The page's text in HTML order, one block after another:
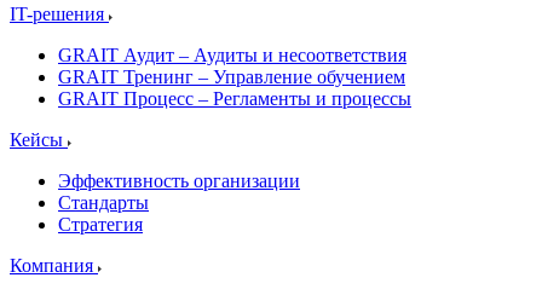
IT-решения
GRAIT Аудит – Аудиты и несоответствия
GRAIT Тренинг – Управление обучением
GRAIT Процесс – Регламенты и процессы
Кейсы
Эффективность организации
Стандарты
Стратегия
Компания